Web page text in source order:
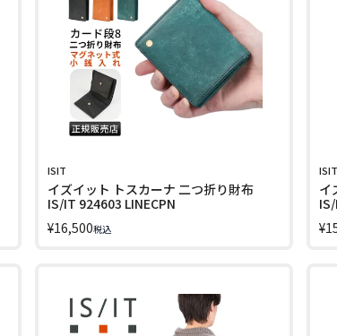
ISIT
イズイット トスカーナ 二つ折り財布
IS/IT 924603 LINECPN
¥16,500税込
ISIT
イ
¥